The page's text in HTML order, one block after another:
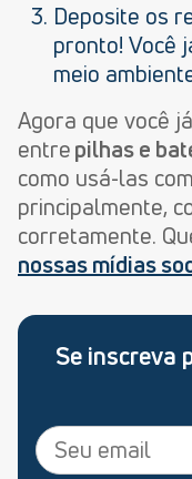
Deposite os
pronto! Você
meio
Agora que você
entrepilhas e
como usá-las
principalmente,
corretamente.
nossas mídias
Se inscreva